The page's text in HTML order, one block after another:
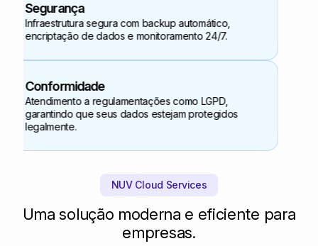
Segurança
Infraestrutura segura com backup automático,
encriptação de dados e monitoramento 24/7.
Conformidade
Atendimento a regulamentações como LGPD,
garantindo que seus dados estejam protegidos
legalmente.
NUV Cloud Services
Uma solução moderna e eficiente para
empresas.